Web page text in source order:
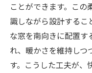
ことができます。こ
識しながら設計するこ
な窓を南向きに配置す
れ、暖かさを維持しつ
す。こうした工夫が、